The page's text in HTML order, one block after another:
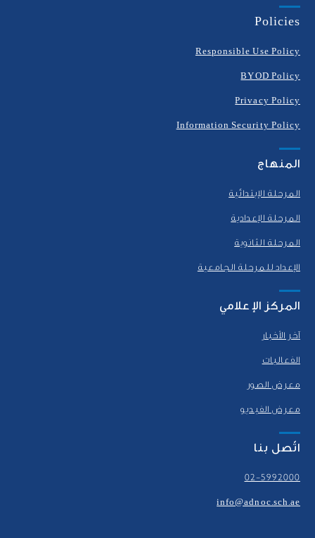
Policies
Responsible Use Policy
BYOD Policy
Privacy Policy
Information Security Policy
المنهاج
المرحلة الإبتدائية
المرحلة الإعدادية
المرحلة الثانوية
الإعداد للمرحلة الجامعية
المركز الإعلامي
آخر الأخبار
الفعاليات
معرض الصور
معرض الفيديو
اتّصل بنا
02-5992000
info@adnoc.sch.ae